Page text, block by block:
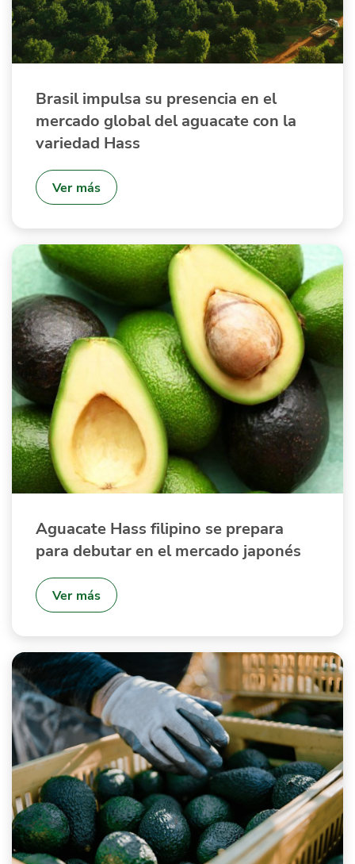
Brasil impulsa su presencia en el
mercado global del aguacate con la
variedad Hass
Ver más
Aguacate Hass filipino se prepara
para debutar en el mercado japonés
Ver más